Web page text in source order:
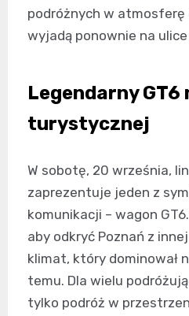
podróżnych w atmosferę
wyjadą ponownie na
Legendarny
turystycznej
W sobotę, 20 września,
zaprezentuje jeden z
komunikacji – wagon
aby odkryć Poznań z
klimat, który dominował
temu. Dla wielu
tylko podróż w